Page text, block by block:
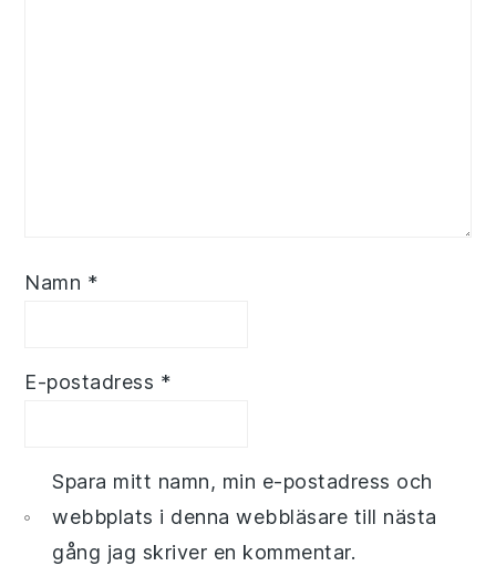
Namn *
E-postadress *
Spara mitt namn, min e-postadress och
webbplats i denna webbläsare till nästa
gång jag skriver en kommentar.